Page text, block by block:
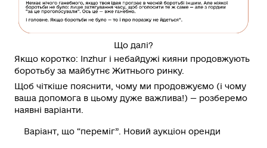
Що далі?
Якщо коротко: Inzhur і небайдужі кияни продовжують
боротьбу за майбутнє Житнього ринку.
Щоб чіткіше пояснити, чому ми продовжуємо (і чому
ваша допомога в цьому дуже важлива!) — розберемо
наявні варіанти.
Варіант, що “переміг”. Новий аукціон оренди